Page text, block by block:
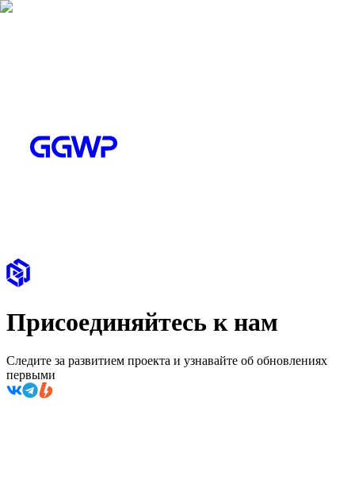
Присоединяйтесь к нам
Следите за развитием проекта и узнавайте об обновлениях
первыми